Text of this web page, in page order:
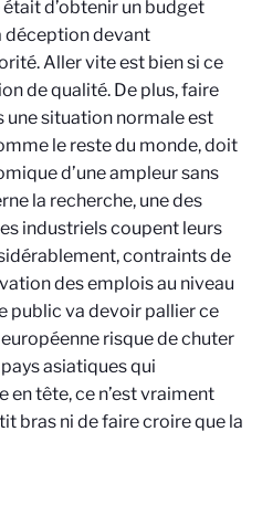
d’obtenir un budget
déception devant
Aller vite est bien si ce
de qualité. De plus, faire
une situation normale est
le reste du monde, doit
d’une ampleur sans
la recherche, une des
industriels coupent leurs
contraints de
des emplois au niveau
public va devoir pallier ce
risque de chuter
asiatiques qui
en tête, ce n’est vraiment
bras ni de faire croire que la